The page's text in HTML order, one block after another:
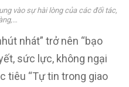
vào sự hài lòng của các đối tác,
nhát” trở nên “bạo
sức lực, không ngại
tiêu “Tự tin trong giao